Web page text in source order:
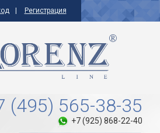
Регистрация
(495) 565-38-35
+7 (925) 868-22-40